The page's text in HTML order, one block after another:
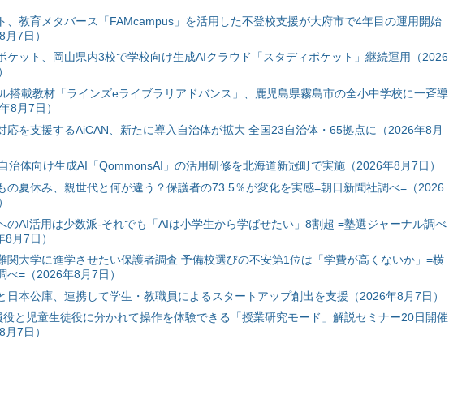
、教育メタバース「FAMcampus」を活用した不登校支援が大府市で4年目の運用開始
月7日）
ケット、岡山県内3校で学校向け生成AIクラウド「スタディポケット」継続運用（2026
搭載教材「ラインズeライブラリアドバンス」、鹿児島県霧島市の全小中学校に一斉導
8月7日）
応を支援するAiCAN、新たに導入自治体が拡大 全国23自治体・65拠点に（2026年8月
治体向け生成AI「QommonsAI」の活用研修を北海道新冠町で実施（2026年8月7日）
の夏休み、親世代と何が違う？保護者の73.5％が変化を実感=朝日新聞社調べ=（2026
のAI活用は少数派-それでも「AIは小学生から学ばせたい」8割超 =塾選ジャーナル調べ
月7日）
関大学に進学させたい保護者調査 予備校選びの不安第1位は「学費が高くないか」=横
べ=（2026年8月7日）
日本公庫、連携して学生・教職員によるスタートアップ創出を支援（2026年8月7日）
役と児童生徒役に分かれて操作を体験できる「授業研究モード」解説セミナー20日開催
月7日）